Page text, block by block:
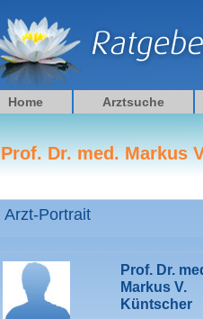
Home Arztsuche
Prof. Dr. med. Markus
Arzt-Portrait
Prof. Dr.
Markus V.
Küntscher